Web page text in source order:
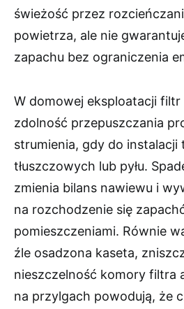
świeżość przez
powietrza, ale nie
zapachu bez ograniczenia
W domowej eksploatacji
zdolność przepuszczania
strumienia, gdy do instalacji
tłuszczowych lub pyłu.
zmienia bilans nawiewu i
na rozchodzenie się
pomieszczeniami. Równie
źle osadzona kaseta,
nieszczelność komory filtra
na przylgach powodują, że